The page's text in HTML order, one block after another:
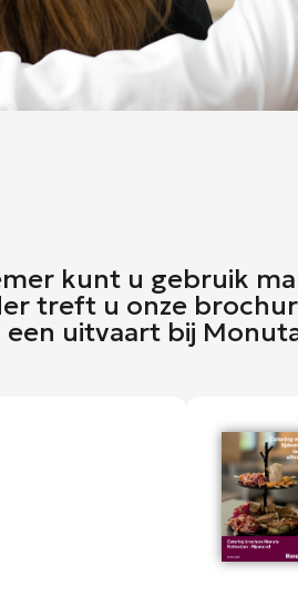
kunt u gebruik
treft u onze
uitvaart bij